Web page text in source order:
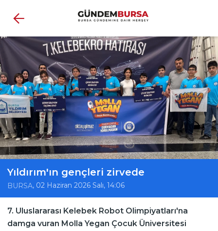
Yıldırım'ın gençleri zirvede
BURSA, 02 Haziran 2026 Salı, 14:06
7. Uluslararası Kelebek Robot Olimpiyatları'na
damga vuran Molla Yegan Çocuk Üniversitesi